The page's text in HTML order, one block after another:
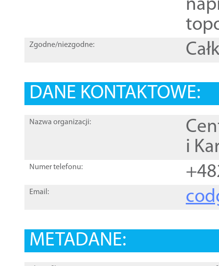
Zgodne/niezgodne:
DANE KONTAKTOWE:
Nazwa organizacji:
i
Numer telefonu:
Email:
METADANE: